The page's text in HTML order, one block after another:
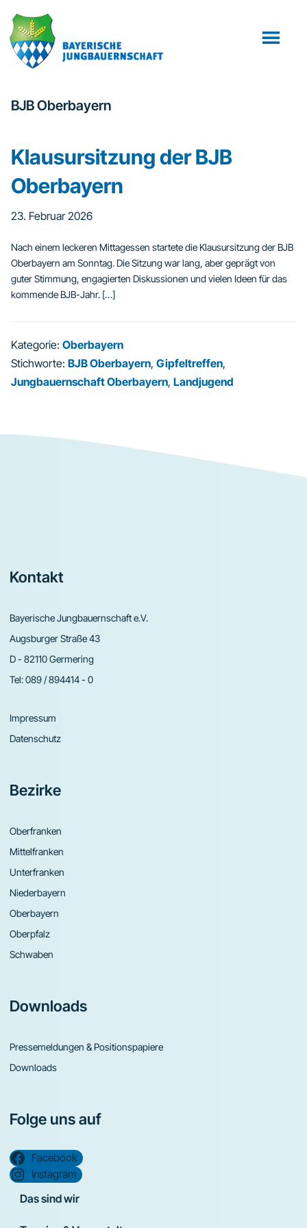
Inhalt
springen
Fußzeile
springen
BJB Oberbayern
Klausursitzung der BJB
Oberbayern
23. Februar 2026
Nach einem leckeren Mittagessen startete die Klausursitzung der BJB
Oberbayern am Sonntag. Die Sitzung war lang, aber geprägt von
guter Stimmung, engagierten Diskussionen und vielen Ideen für das
kommende BJB-Jahr. […]
Kategorie: Oberbayern
Stichworte: BJB Oberbayern, Gipfeltreffen,
Jungbauernschaft Oberbayern, Landjugend
Footer
Kontakt
Bayerische Jungbauernschaft e.V.
Augsburger Straße 43
D - 82110 Germering
Tel:089 / 894414 - 0
Impressum
Datenschutz
Bezirke
Oberfranken
Mittelfranken
Unterfranken
Niederbayern
Oberbayern
Oberpfalz
Schwaben
Downloads
Pressemeldungen & Positionspapiere
Downloads
Folge uns auf
Facebook
Instagram
Das sind wir